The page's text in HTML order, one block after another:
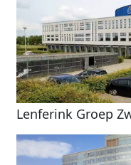
Lenferink Groep